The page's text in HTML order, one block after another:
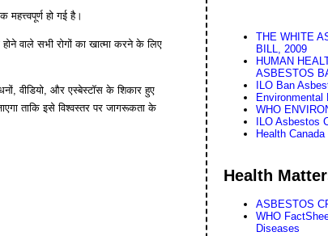
हो गई है।
वाले सभी रोगों का खात्मा करने के लिए
वीडियो, और एस्बेस्टॉस के शिकार हुए
ताकि इसे विश्वस्तर पर जागरूकता के
THE WHITE
BILL, 2009
HUMAN
ASBESTOS
ILO Ban
Environmental
WHO
ILO Asbestos
Health
Health
ASBESTOS
WHO
Diseases